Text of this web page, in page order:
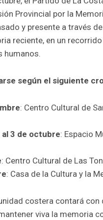
Provincial por la
y presente a través
reciente, en un
humanos.
según el siguiente
: Centro Cultural de
3 de octubre: Espacio
: Centro Cultural de Las
: Casa de la Cultura y la
costera contará
viva la memoria